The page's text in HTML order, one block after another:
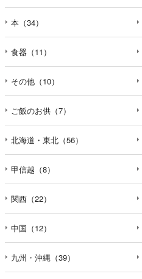
本（34）
食器（11）
その他（10）
ご飯のお供（7）
北海道・東北（56）
甲信越（8）
関西（22）
中国（12）
九州・沖縄（39）